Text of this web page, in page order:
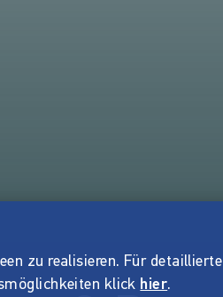
zu realisieren. Für detaillierte
klick hier.